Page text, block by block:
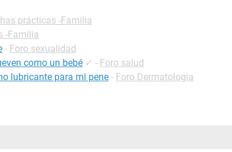
prácticas -Familia
-Familia
- Foro sexualidad
como un bebé ✓ - Foro salud
lubricante para mi pene - Foro Dermatologia